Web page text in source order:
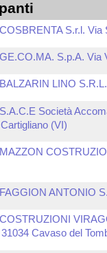
COSBRENTA S.r.l. Via
GE.CO.MA. S.p.A. Via
BALZARIN LINO
S.A.C.E Società
(VI)
MAZZON
FAGGION ANTONIO
COSTRUZIONI
Cavaso del